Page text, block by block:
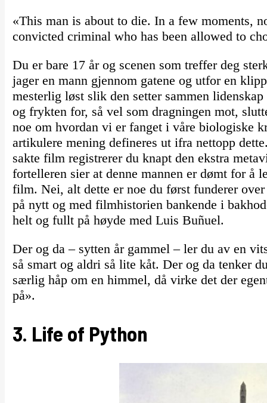
«This man is about to die. In a few moments,
convicted criminal who has been allowed to
Du er bare 17 år og scenen som treffer deg
jager en mann gjennom gatene og utfor en
mesterlig løst slik den setter sammen
og frykten for, så vel som dragningen mot,
noe om hvordan vi er fanget i våre biologiske
artikulere mening defineres ut ifra nettopp
sakte film registrerer du knapt den ekstra
fortelleren sier at denne mannen er dømt for å
film. Nei, alt dette er noe du først funderer
på nytt og med filmhistorien bankende i
helt og fullt på høyde med Luis Buñuel.
Der og da – sytten år gammel – ler du av en
så smart og aldri så lite kåt. Der og da tenker
særlig håp om en himmel, då virke det der
på».
3. Life of Python